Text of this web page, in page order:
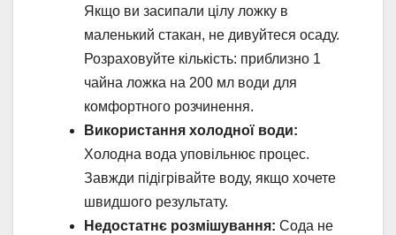
Якщо ви засипали цілу ложку в
маленький стакан, не дивуйтеся осаду.
Розраховуйте кількість: приблизно 1
чайна ложка на 200 мл води для
комфортного розчинення.
Використання холодної води:
Холодна вода уповільнює процес.
Завжди підігрівайте воду, якщо хочете
швидшого результату.
Недостатнє розмішування: Сода не